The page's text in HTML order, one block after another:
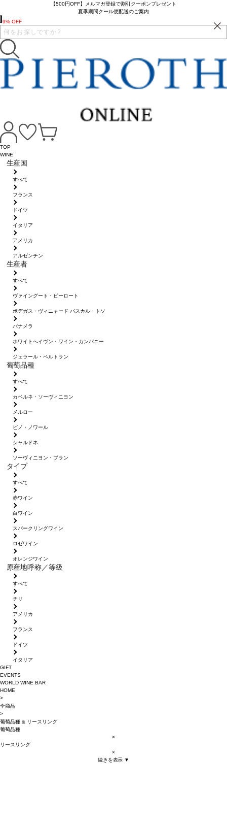
【500円OFF】メルマガ登録で割引クーポンプレゼント
夏季期間クール便配送のご案内
TOP
WINE
生産国
すべて
フランス
ドイツ
イタリア
アメリカ
アルゼンチン
生産者
すべて
ヴァイングート・ピーロート
ボデガス・ヴィニャード パスカル・トソ
パナメラ
ホワイトへイヴン・ワイン・カンパニー
ジェラール・ベルトラン
葡萄品種
すべて
カベルネ・ソーヴィニヨン
メルロー
ピノ・ノワール
シャルドネ
ソーヴィニヨン・ブラン
タイプ
すべて
赤ワイン
白ワイン
スパークリングワイン
ロゼワイン
オレンジワイン
原産地呼称／等級
すべて
チリ
アメリカ
フランス
ドイツ
イタリア
GIFT
EVENTS
WORLD WINE BAR
HOME
>
全商品
>
葡萄品種& リースリング
葡萄品種
×
リースリング
×
続きを表示 ▼
9% OFF